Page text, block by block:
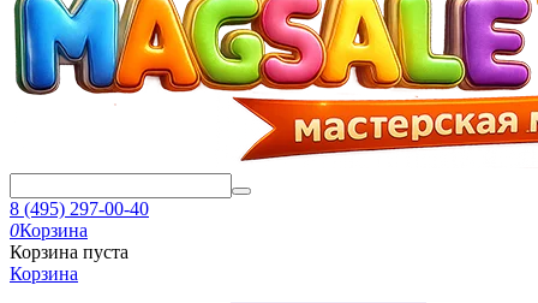
8 (495) 297-00-40
0Корзина
Корзина пуста
Корзина